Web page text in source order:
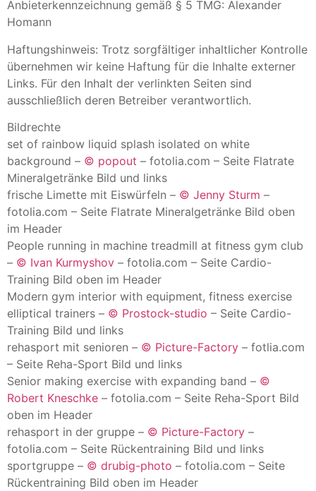
Anbieterkennzeichnung gemäß § 5 TMG: Alexander
Homann
Haftungshinweis: Trotz sorgfältiger inhaltlicher Kontrolle
übernehmen wir keine Haftung für die Inhalte externer
Links. Für den Inhalt der verlinkten Seiten sind
ausschließlich deren Betreiber verantwortlich.
Bildrechte
set of rainbow liquid splash isolated on white
background – © popout – fotolia.com – Seite Flatrate
Mineralgetränke Bild und links
frische Limette mit Eiswürfeln – © Jenny Sturm –
fotolia.com – Seite Flatrate Mineralgetränke Bild oben
im Header
People running in machine treadmill at fitness gym club
– © Ivan Kurmyshov – fotolia.com – Seite Cardio-
Training Bild oben im Header
Modern gym interior with equipment, fitness exercise
elliptical trainers – © Prostock-studio – Seite Cardio-
Training Bild und links
rehasport mit senioren – © Picture-Factory – fotlia.com
– Seite Reha-Sport Bild und links
Senior making exercise with expanding band – ©
Robert Kneschke – fotolia.com – Seite Reha-Sport Bild
oben im Header
rehasport in der gruppe – © Picture-Factory –
fotolia.com – Seite Rückentraining Bild und links
sportgruppe – © drubig-photo – fotolia.com – Seite
Rückentraining Bild oben im Header